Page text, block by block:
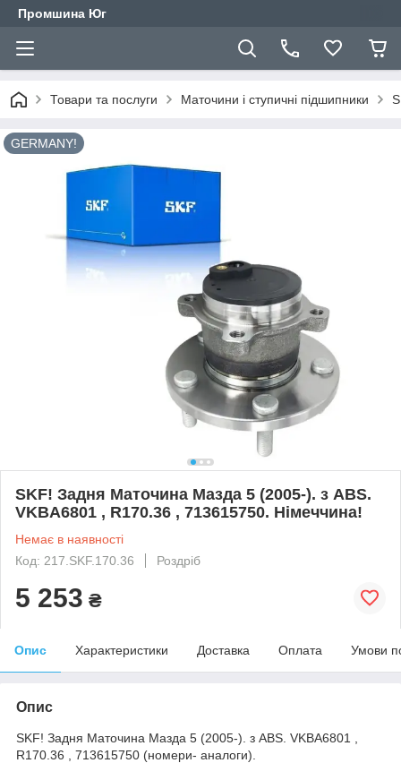
Промшина Юг
Товари та послуги Маточини і ступичні підшипники
GERMANY!
SKF! Задня Маточина Мазда 5 (2005-). з ABS.
VKBA6801 , R170.36 , 713615750. Німеччина!
Немає в наявності
Код: 217.SKF.170.36
Роздріб
5 253 ₴
Опис Характеристики Доставка Оплата Умови
Опис
SKF! Задня Маточина Мазда 5 (2005-). з ABS. VKBA6801 ,
R170.36 , 713615750 (номери- аналоги).